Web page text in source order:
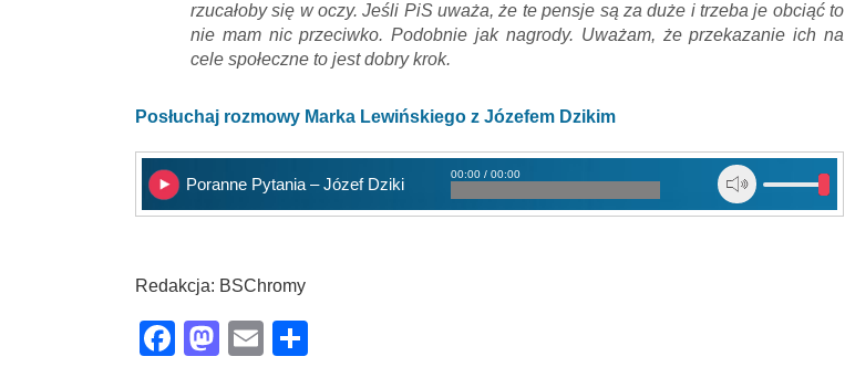
rzucałoby się w oczy. Jeśli PiS uważa, że te pensje są za duże i trzeba je obciąć to
nie mam nic przeciwko. Podobnie jak nagrody. Uważam, że przekazanie ich na
cele społeczne to jest dobry krok.
Posłuchaj rozmowy Marka Lewińskiego z Józefem Dzikim
Poranne Pytania – Józef Dziki
00:00 / 00:00
Redakcja: BSChromy
Facebook
Mastodon
Email